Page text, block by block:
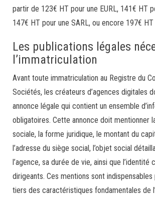
partir de 123€ HT pour une EURL, 141€ HT
147€ HT pour une SARL, ou encore 197€ HT
Les publications légales
l’immatriculation
Avant toute immatriculation au Registre du
Sociétés, les créateurs d’agences digitales
annonce légale qui contient un ensemble
obligatoires. Cette annonce doit mentionner
sociale, la forme juridique, le montant du
l’adresse du siège social, l’objet social
l’agence, sa durée de vie, ainsi que l’identité
dirigeants. Ces mentions sont
tiers des caractéristiques fondamentales de